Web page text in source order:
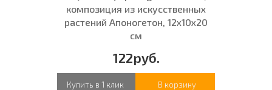
композиция из искусственных
растений Апоногетон, 12x10x20
см
122руб.
Купить в 1 клик В корзину